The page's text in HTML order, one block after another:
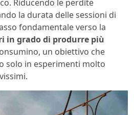
Riducendo le perdite
la durata delle sessioni di
fondamentale verso la
in grado di produrre più
un obiettivo che
solo in esperimenti molto